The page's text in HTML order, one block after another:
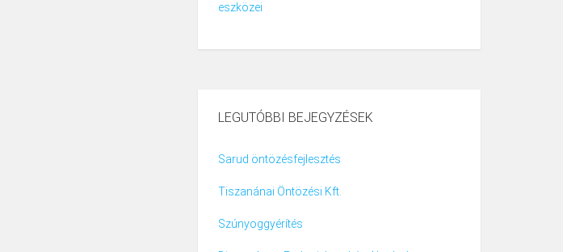
eszközei
LEGUTÓBBI BEJEGYZÉSEK
Sarud öntözésfejlesztés
Tiszanánai Öntözési Kft.
Szúnyoggyérítés